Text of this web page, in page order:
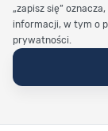
„zapisz się”
informacji, w tym o
prywatności.